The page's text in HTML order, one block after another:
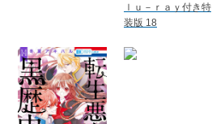
ｌｕ－ｒａｙ付き特
装版 18